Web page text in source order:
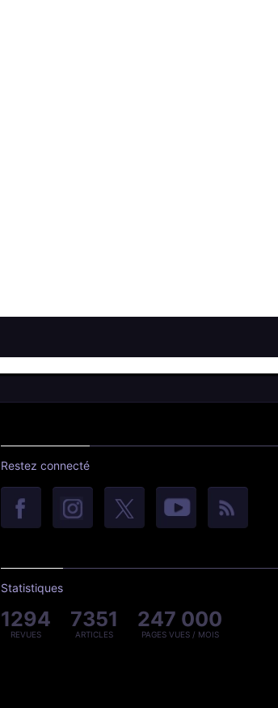
Restez connecté
Statistiques
1294
REVUES
7351
ARTICLES
247 000
PAGES VUES / MOIS